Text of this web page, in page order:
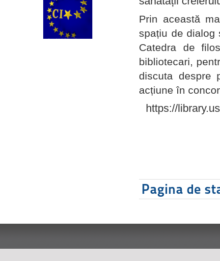
Prin această
spațiu de dialog
Catedra de
bibliotecari,
discuta despre
acțiune în
https://
Pagina de